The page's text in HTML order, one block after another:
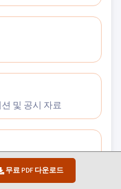
무료 PDF 다운로드
및 공시 자료
전문가